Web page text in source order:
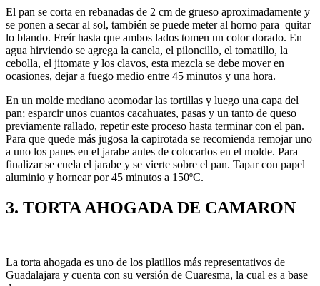
El pan se corta en rebanadas de 2 cm de grueso aproximadamente y
se ponen a secar al sol, también se puede meter al horno para quitar
lo blando. Freír hasta que ambos lados tomen un color dorado. En
agua hirviendo se agrega la canela, el piloncillo, el tomatillo, la
cebolla, el jitomate y los clavos, esta mezcla se debe mover en
ocasiones, dejar a fuego medio entre 45 minutos y una hora.
En un molde mediano acomodar las tortillas y luego una capa del
pan; esparcir unos cuantos cacahuates, pasas y un tanto de queso
previamente rallado, repetir este proceso hasta terminar con el pan.
Para que quede más jugosa la capirotada se recomienda remojar uno
a uno los panes en el jarabe antes de colocarlos en el molde. Para
finalizar se cuela el jarabe y se vierte sobre el pan. Tapar con papel
aluminio y hornear por 45 minutos a 150ºC.
3. TORTA AHOGADA DE CAMARON
La torta ahogada es uno de los platillos más representativos de
Guadalajara y cuenta con su versión de Cuaresma, la cual es a base